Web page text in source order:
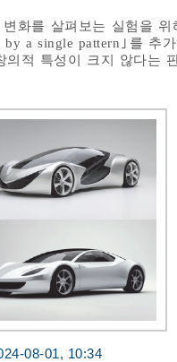
화를 살펴보는 실험을
by a single pattern｣를 추
적 특성이 크지 않다는
08-01, 10:34